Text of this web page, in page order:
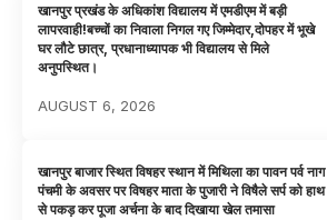
खानपुर प्रखंड के अधिकांश विद्यालय में एमडीएम में बड़ी
लापरवाही!बच्चों का निवाला निगल गए जिम्मेदार,दोपहर में भूखे
घर लौटे छात्र, प्रधानाध्यापक भी विद्यालय से मिले
अनुपस्थित।
AUGUST 6, 2026
खानपुर बाजार स्थित विषहर स्थान में मिथिला का पावन पर्व नाग
पंचमी के अवसर पर विषहर माता के पुजारी ने विषैले सर्प को हाथ
से पकड़ कर पूजा अर्चना के बाद दिखाया खेल तमासा